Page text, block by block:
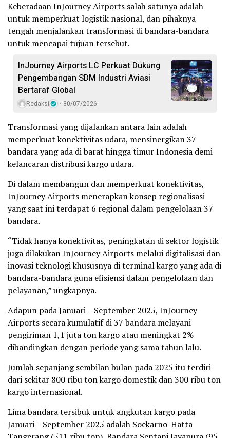
Keberadaan InJourney Airports salah satunya adalah
untuk memperkuat logistik nasional, dan pihaknya
tengah menjalankan transformasi di bandara-bandara
untuk mencapai tujuan tersebut.
InJourney Airports LC Perkuat Dukung
Pengembangan SDM Industri Aviasi
Bertaraf Global
Redaksi 30/07/2026
Transformasi yang dijalankan antara lain adalah
memperkuat konektivitas udara, mensinergikan 37
bandara yang ada di barat hingga timur Indonesia demi
kelancaran distribusi kargo udara.
Di dalam membangun dan memperkuat konektivitas,
InJourney Airports menerapkan konsep regionalisasi
yang saat ini terdapat 6 regional dalam pengelolaan 37
bandara.
“Tidak hanya konektivitas, peningkatan di sektor logistik
juga dilakukan InJourney Airports melalui digitalisasi dan
inovasi teknologi khususnya di terminal kargo yang ada di
bandara-bandara guna efisiensi dalam pengelolaan dan
pelayanan,” ungkapnya.
Adapun pada Januari – September 2025, InJourney
Airports secara kumulatif di 37 bandara melayani
pengiriman 1,1 juta ton kargo atau meningkat 2%
dibandingkan dengan periode yang sama tahun lalu.
Jumlah sepanjang sembilan bulan pada 2025 itu terdiri
dari sekitar 800 ribu ton kargo domestik dan 300 ribu ton
kargo internasional.
Lima bandara tersibuk untuk angkutan kargo pada
Januari – September 2025 adalah Soekarno-Hatta